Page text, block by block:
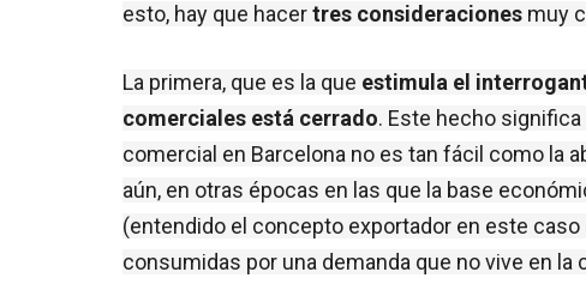
esto, hay que hacer tres consideraciones muy
La primera, que es la que estimula el
comerciales está cerrado. Este hecho
comercial en Barcelona no es tan fácil como la
aún, en otras épocas en las que la base
(entendido el concepto exportador en este
consumidas por una demanda que no vive en